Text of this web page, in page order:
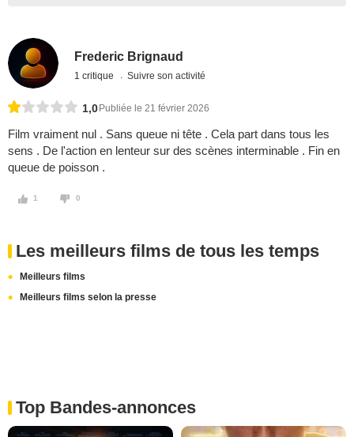
Frederic Brignaud
1 critique Suivre son activité
1,0 Publiée le 21 février 2026
Film vraiment nul . Sans queue ni tête . Cela part dans tous les
sens . De l'action en lenteur sur des scènes interminable . Fin en
queue de poisson .
1 0
Les meilleurs films de tous les temps
Meilleurs films
Meilleurs films selon la presse
Top Bandes-annonces